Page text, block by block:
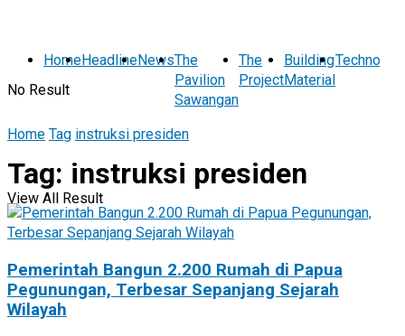
No Result
View All Result
HomeHeadlineNewsThe
Pavilion
Sawangan
The
Project
Building
Material
Home Tag instruksi presiden
Tag: instruksi presiden
Pemerintah Bangun 2.200 Rumah di Papua
Pegunungan, Terbesar Sepanjang Sejarah
Wilayah